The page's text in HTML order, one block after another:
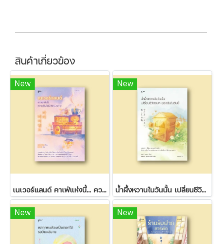
สินค้าเกี่ยวข้อง
New
เนเวอร์แลนด์ คาเฟ่แห่งนี้... ความฝันไม่มีวันหมดอายุ
New
น้ำผึ้งหวานในวันนั้น เปลี่ยนชีวิตขมๆ ของฉันในวันนี้
New New